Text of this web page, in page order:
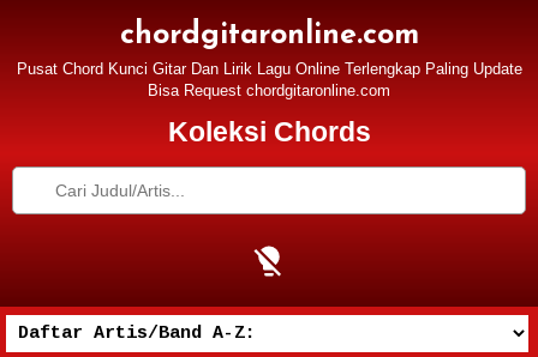
chordgitaronline.com
Pusat Chord Kunci Gitar Dan Lirik Lagu Online Terlengkap Paling Update
Bisa Request chordgitaronline.com
Koleksi Chords